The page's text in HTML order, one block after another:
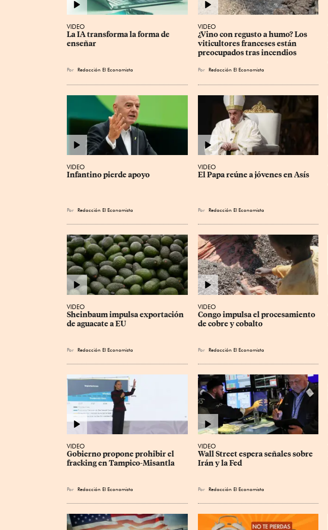
VIDEO
La IA transforma la forma de
enseñar
Por Redacción El Economista
VIDEO
¿Vino con regusto a humo? Los
viticultores franceses están
preocupados tras incendios
Por Redacción El Economista
VIDEO
Infantino pierde apoyo
Por Redacción El Economista
VIDEO
El Papa reúne a jóvenes en Asís
Por Redacción El Economista
VIDEO
Sheinbaum impulsa exportación
de aguacate a EU
Por Redacción El Economista
VIDEO
Congo impulsa el procesamiento
de cobre y cobalto
Por Redacción El Economista
VIDEO
Gobierno propone prohibir el
fracking en Tampico-Misantla
Por Redacción El Economista
VIDEO
Wall Street espera señales sobre
Irán y la Fed
Por Redacción El Economista